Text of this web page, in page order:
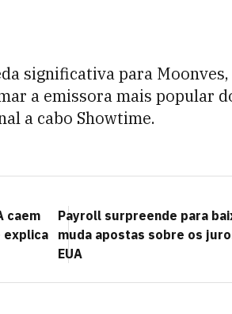
significativa para
a emissora mais popular
a cabo Showtime.
caem
explica
Payroll surpreende para
muda apostas sobre os
EUA